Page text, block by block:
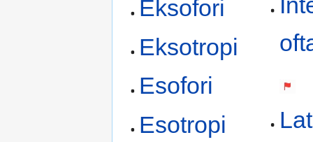
Eksofori
Eksotropi
Esofori
Esotropi